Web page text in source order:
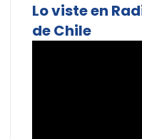
Lo viste en
de Chile